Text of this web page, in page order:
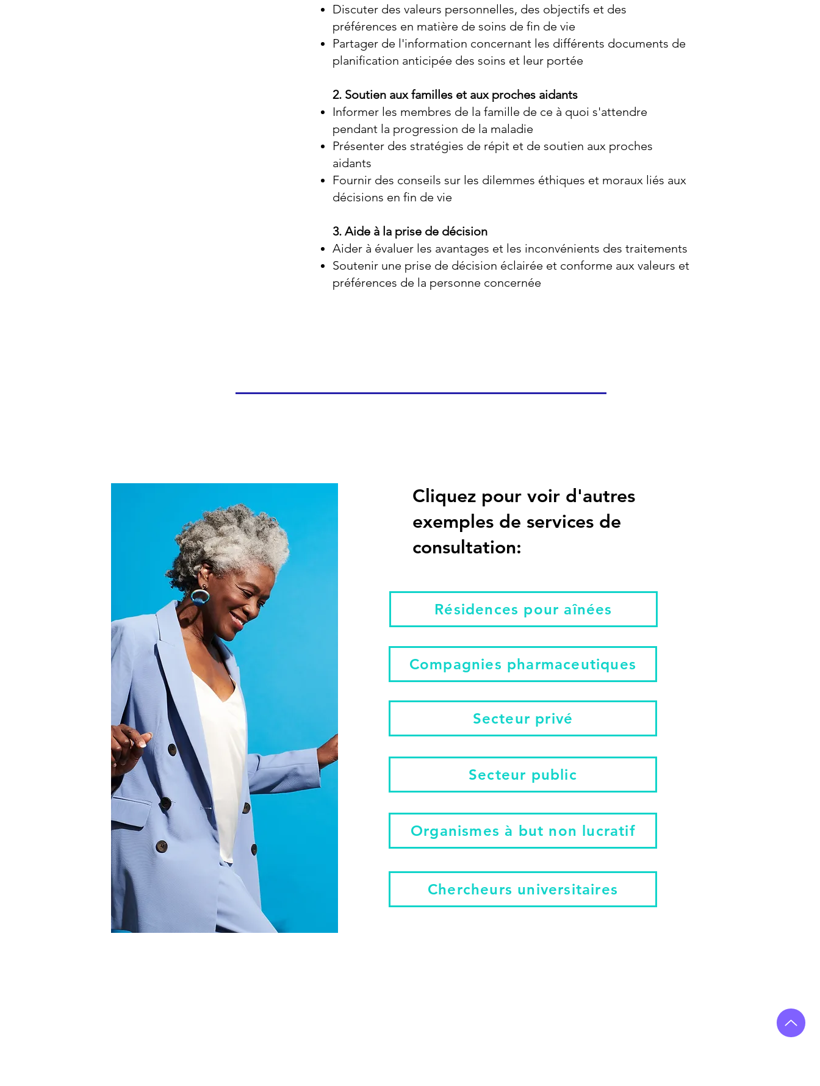
Discuter des valeurs personnelles, des objectifs et des
préférences en matière de soins de fin de vie
Partager de l'information concernant les différents documents de
planification anticipée des soins et leur portée
2. Soutien aux familles et aux proches aidants
Informer les membres de la famille de ce à quoi s'attendre
pendant la progression de la maladie
Présenter des stratégies de répit et de soutien aux proches
aidants
Fournir des conseils sur les dilemmes éthiques et moraux liés aux
décisions en fin de vie
3. Aide à la prise de décision
Aider à évaluer les avantages et les inconvénients des traitements
Soutenir une prise de décision éclairée et conforme aux valeurs et
préférences de la personne concernée
Cliquez pour voir d'autres
exemples de services de
consultation:
Résidences pour aînées
Compagnies pharmaceutiques
Secteur privé
Secteur public
Organismes à but non lucratif
Chercheurs universitaires